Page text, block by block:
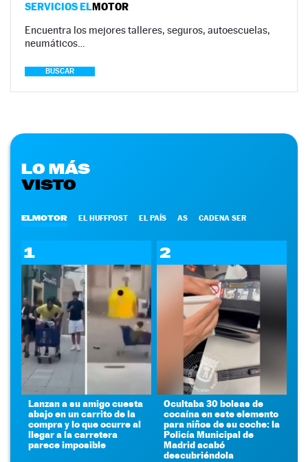
SERVICIOS ELMOTOR
Encuentra los mejores talleres, seguros, autoescuelas,
neumáticos…
BUSCAR
LO MÁS
VISTO
ELMOTOR EL HUFFPOST EL PAÍS AS CADENA SER
1
Lanzan a su amigo cuesta
abajo en un carrito de la
compra y lo que ocurre al
llegar a la carretera
parece imposible
2
Ocultaba 30 bolsas de
cocaína en este elemento
para niños de su coche: la
Policía Municipal de
Madrid acabó
descubriéndola